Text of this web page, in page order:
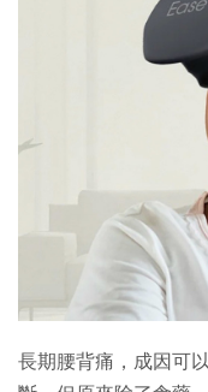
長期腰背痛，成因可